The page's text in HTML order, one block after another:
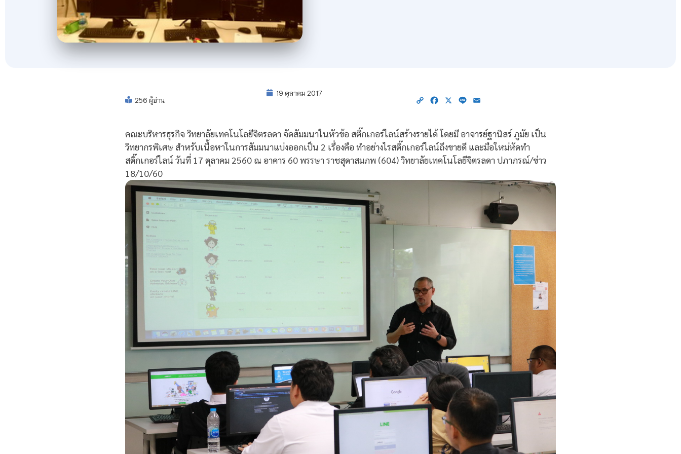
256 ผู้อ่าน
19 ตุลาคม 2017
Copy Facebook
X Line
คณะบริหารธุรกิจ วิทยาลัยเทคโนโลยีจิตรลดา จัดสัมมนาในหัวข้อ สติ๊กเกอร์ไลน์สร้างรายได้ โดยมี อาจารย์ฐานิสร์ ภูมัย เป็น
วิทยากรพิเศษ สำหรับเนื้อหาในการสัมมนาแบ่งออกเป็น 2 เรื่องคือ ทำอย่างไรสติ๊กเกอร์ไลน์ถึงขายดี และมือใหม่หัดทำ
สติ๊กเกอร์ไลน์ วันที่ 17 ตุลาคม 2560 ณ อาคาร 60 พรรษา ราชสุดาสมภพ (604) วิทยาลัยเทคโนโลยีจิตรลดา ปภาภรณ์/ข่าว
18/10/60